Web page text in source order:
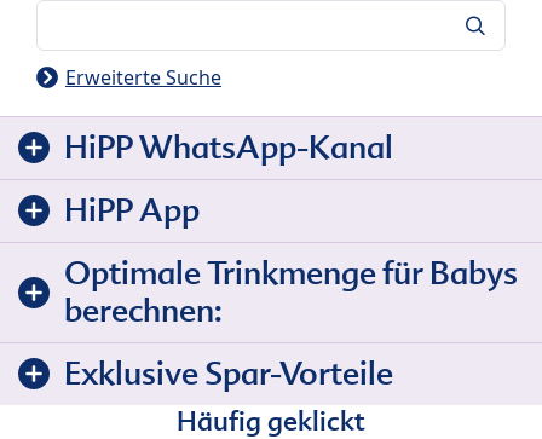
Erweiterte Suche
HiPP WhatsApp-Kanal
HiPP App
Optimale Trinkmenge für Babys
berechnen:
Exklusive Spar-Vorteile
Häufig geklickt